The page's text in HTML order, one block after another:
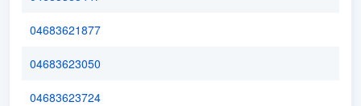
04683621877
04683623050
04683623724